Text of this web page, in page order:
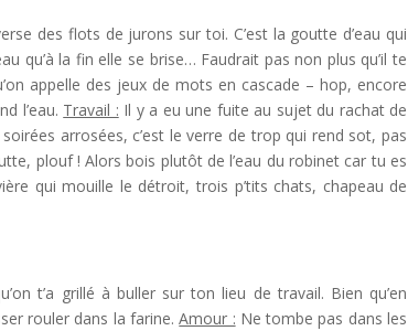
des flots de jurons sur toi. C’est la goutte d’eau qui
qu’à la fin elle se brise… Faudrait pas non plus qu’il te
appelle des jeux de mots en cascade – hop, encore
l’eau. Travail : Il y a eu une fuite au sujet du rachat de
arrosées, c’est le verre de trop qui rend sot, pas
plouf ! Alors bois plutôt de l’eau du robinet car tu es
qui mouille le détroit, trois p’tits chats, chapeau de
t’a grillé à buller sur ton lieu de travail. Bien qu’en
rouler dans la farine.Amour : Ne tombe pas dans les